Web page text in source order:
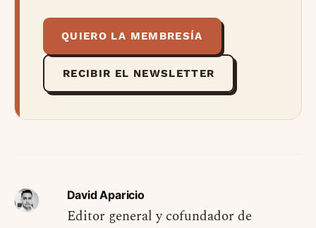
QUIERO LA MEMBRESÍA
RECIBIR EL NEWSLETTER
David Aparicio
Editor general y cofundador de